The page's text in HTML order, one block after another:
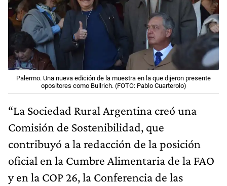
Palermo. Una nueva edición de la muestra en la que dijeron presente
opositores como Bullrich. (FOTO: Pablo Cuarterolo)
“La Sociedad Rural Argentina creó una
Comisión de Sostenibilidad, que
contribuyó a la redacción de la posición
oficial en la Cumbre Alimentaria de la FAO
y en la COP 26, la Conferencia de las